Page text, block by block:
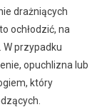
drażniących
ochłodzić, na
W przypadku
opuchlizna lub
który